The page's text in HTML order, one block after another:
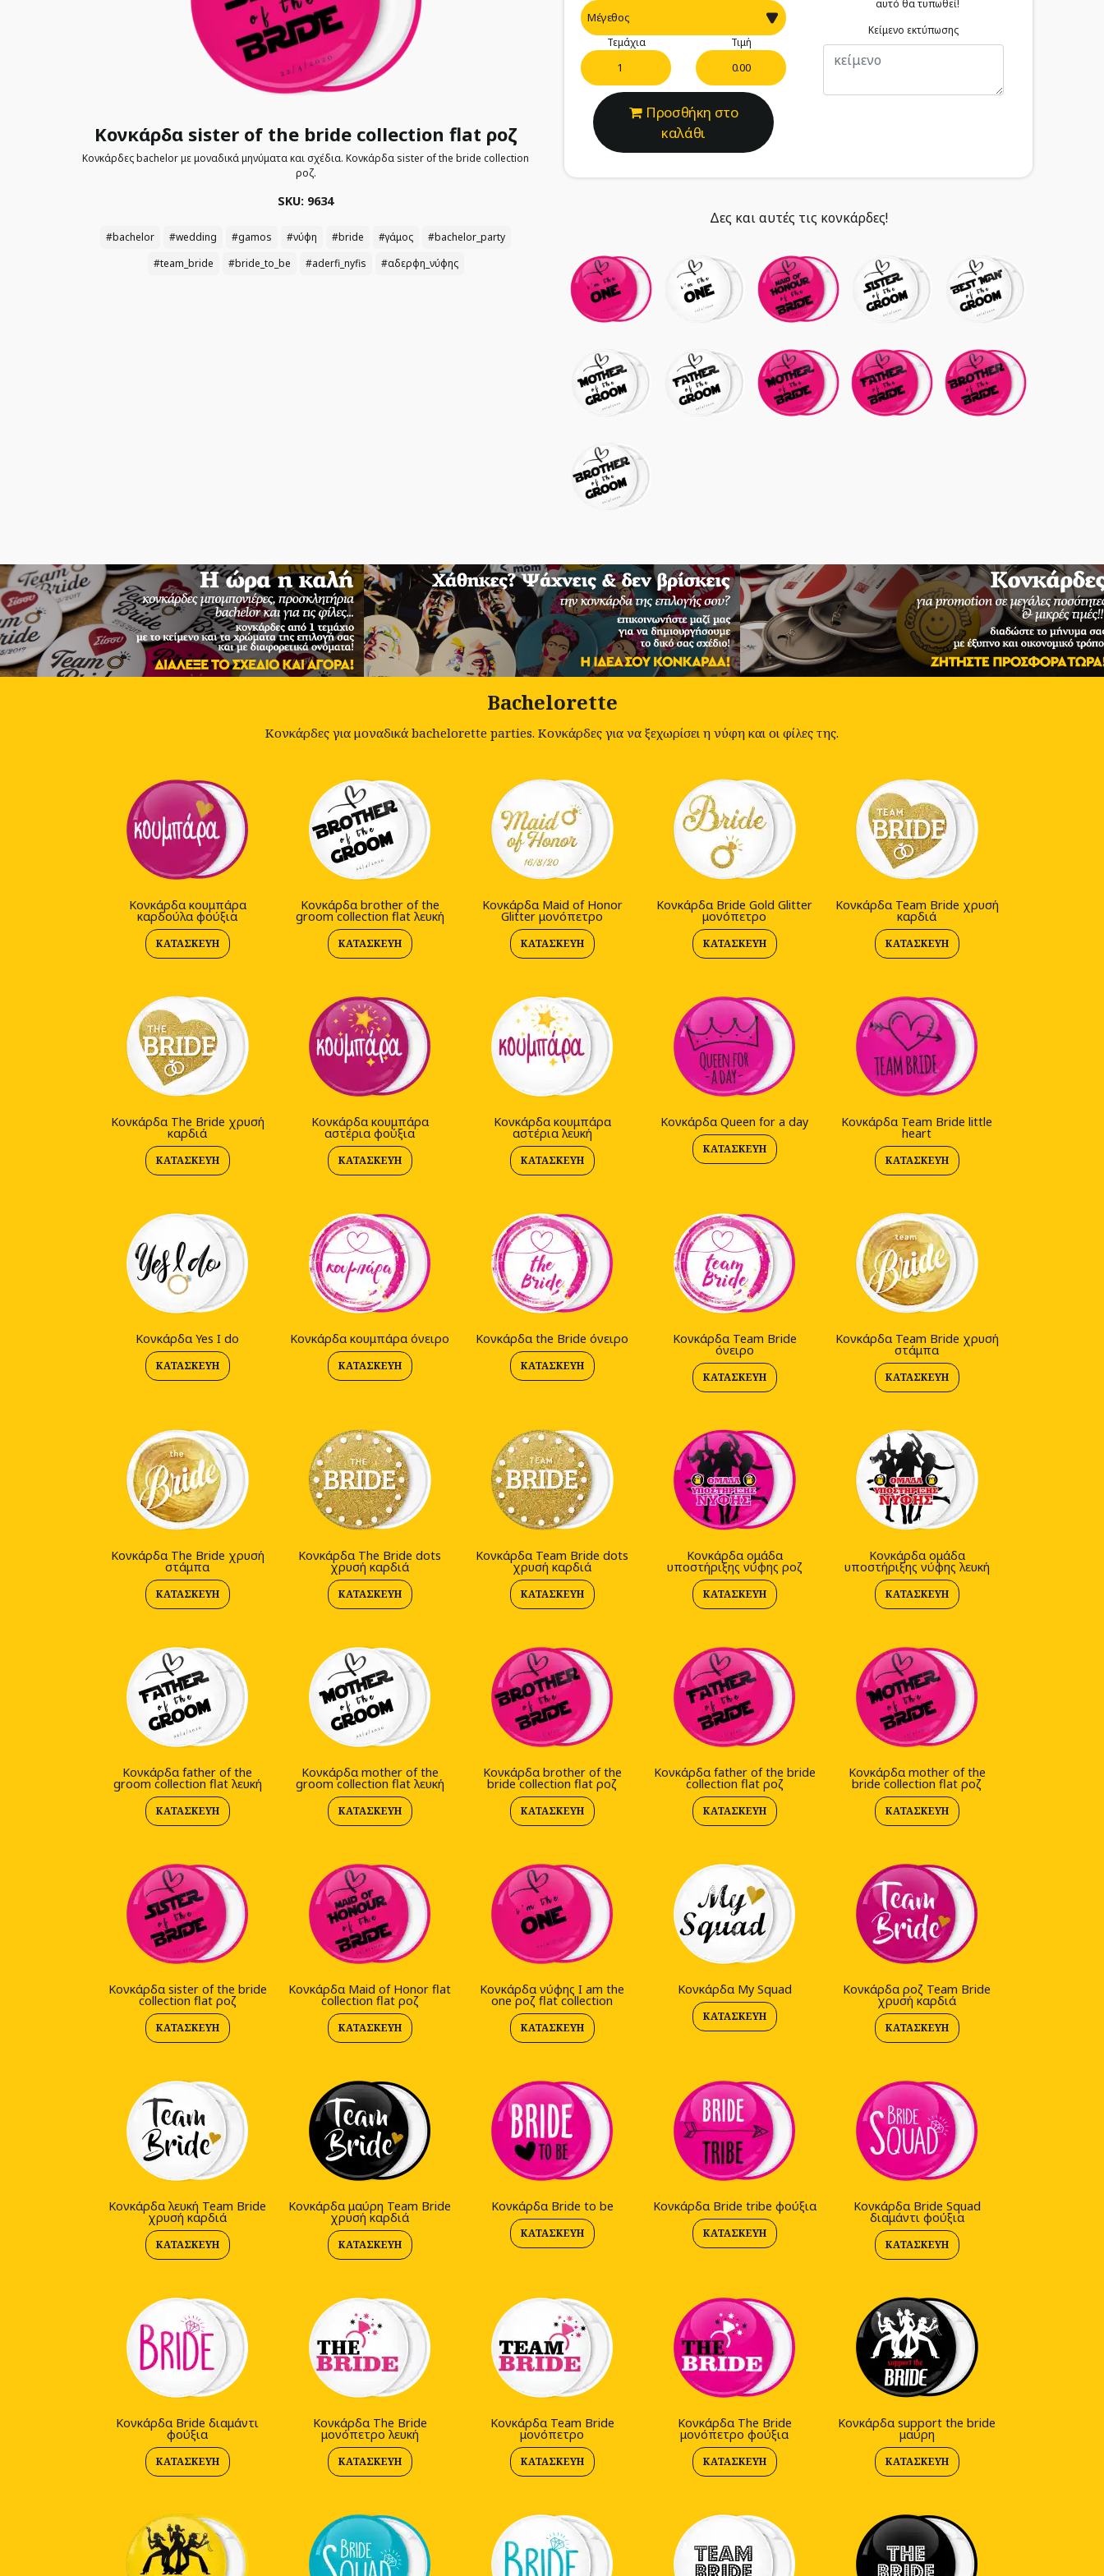
Κονκάρδα sister of the bride collection flat ροζ
Κονκάρδες bachelor με μοναδικά μηνύματα και σχέδια. Κονκάρδα sister of the bride collection
ροζ.
SKU: 9634
#bachelor #wedding #gamos #νύφη #bride #γάμος
#bachelor_party
#team_bride
#bride_to_be #aderfi_nyfis #αδερφη_νύφης
Τεμάχια Τιμή
0.00
Προσθήκη στο
καλάθι
αυτό θα τυπωθεί!
Κείμενο εκτύπωσης
Δες και αυτές τις κονκάρδες!
Bachelorette
Κονκάρδες για μοναδικά bachelorette parties. Κονκάρδες για να ξεχωρίσει η νύφη και οι φίλες της.
Kονκάρδα κουμπάρα
καρδούλα φούξια
ΚΑΤΑΣΚΕΥΉ
Κονκάρδα brother of the
groom collection flat λευκή
ΚΑΤΑΣΚΕΥΉ
Kονκάρδα Maid of Honor
Glitter μονόπετρο
ΚΑΤΑΣΚΕΥΉ
Kονκάρδα Bride Gold Glitter
μονόπετρο
ΚΑΤΑΣΚΕΥΉ
Kονκάρδα Team Bride χρυσή
καρδιά
ΚΑΤΑΣΚΕΥΉ
Kονκάρδα The Bride χρυσή
καρδιά
ΚΑΤΑΣΚΕΥΉ
Kονκάρδα κουμπάρα
αστέρια φούξια
ΚΑΤΑΣΚΕΥΉ
Kονκάρδα κουμπάρα
αστέρια λευκή
ΚΑΤΑΣΚΕΥΉ
Kονκάρδα Queen for a day
ΚΑΤΑΣΚΕΥΉ
Kονκάρδα Team Bride little
heart
ΚΑΤΑΣΚΕΥΉ
Kονκάρδα Yes I do
ΚΑΤΑΣΚΕΥΉ
Kονκάρδα κουμπάρα όνειρο
ΚΑΤΑΣΚΕΥΉ
Kονκάρδα the Bride όνειρο
ΚΑΤΑΣΚΕΥΉ
Kονκάρδα Team Bride
όνειρο
ΚΑΤΑΣΚΕΥΉ
Kονκάρδα Team Bride χρυσή
στάμπα
ΚΑΤΑΣΚΕΥΉ
Kονκάρδα The Bride χρυσή
στάμπα
ΚΑΤΑΣΚΕΥΉ
Kονκάρδα The Bride dots
χρυσή καρδιά
ΚΑΤΑΣΚΕΥΉ
Kονκάρδα Team Bride dots
χρυσή καρδιά
ΚΑΤΑΣΚΕΥΉ
Κονκάρδα ομάδα
υποστήριξης νύφης ροζ
ΚΑΤΑΣΚΕΥΉ
Κονκάρδα ομάδα
υποστήριξης νύφης λευκή
ΚΑΤΑΣΚΕΥΉ
Κονκάρδα father of the
groom collection flat λευκή
ΚΑΤΑΣΚΕΥΉ
Κονκάρδα mother of the
groom collection flat λευκή
ΚΑΤΑΣΚΕΥΉ
Κονκάρδα brother of the
bride collection flat ροζ
ΚΑΤΑΣΚΕΥΉ
Κονκάρδα father of the bride
collection flat ροζ
ΚΑΤΑΣΚΕΥΉ
Κονκάρδα mother of the
bride collection flat ροζ
ΚΑΤΑΣΚΕΥΉ
Κονκάρδα sister of the bride
collection flat ροζ
ΚΑΤΑΣΚΕΥΉ
Κονκάρδα Maid of Honor flat
collection flat ροζ
ΚΑΤΑΣΚΕΥΉ
Κονκάρδα νύφης I am the
one ροζ flat collection
ΚΑΤΑΣΚΕΥΉ
Kονκάρδα My Squad
ΚΑΤΑΣΚΕΥΉ
Kονκάρδα ροζ Team Bride
χρυσή καρδιά
ΚΑΤΑΣΚΕΥΉ
Kονκάρδα λευκή Team Bride
χρυσή καρδιά
ΚΑΤΑΣΚΕΥΉ
Kονκάρδα μαύρη Team Bride
χρυσή καρδιά
ΚΑΤΑΣΚΕΥΉ
Kονκάρδα Bride to be
ΚΑΤΑΣΚΕΥΉ
Kονκάρδα Bride tribe φούξια
ΚΑΤΑΣΚΕΥΉ
Kονκάρδα Bride Squad
διαμάντι φούξια
ΚΑΤΑΣΚΕΥΉ
Kονκάρδα Bride διαμάντι
φούξια
ΚΑΤΑΣΚΕΥΉ
Kονκάρδα The Bride
μονόπετρο λευκή
ΚΑΤΑΣΚΕΥΉ
Kονκάρδα Team Bride
μονόπετρο
ΚΑΤΑΣΚΕΥΉ
Kονκάρδα The Bride
μονόπετρο φούξια
ΚΑΤΑΣΚΕΥΉ
Kονκάρδα support the bride
μαύρη
ΚΑΤΑΣΚΕΥΉ